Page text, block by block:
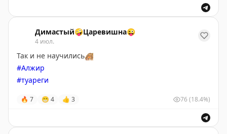
✌️
Очень атмосферно, необычно и красиво, таких
городов в мире больше нет, гулять по нему одно
удовольствие, хотя у нас было пасмурно и даже
дождик переодически!
Мы прилетели в него сразу из Сахары и контраст
очень сильный оказался, помимо архитектурной
отель и даже с баром, где было пиво и вино)
#Константин
Димастый🤪Царевишна😜
4 июл.
Так и не научились🙈
#Алжир
#туареги
🔥 7 😁 4 👍 3 76 (18.4%)